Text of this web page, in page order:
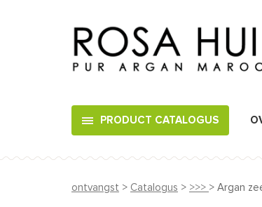
PRODUCT CATALOGUS
ontvangst > Catalogus > >>> > Argan